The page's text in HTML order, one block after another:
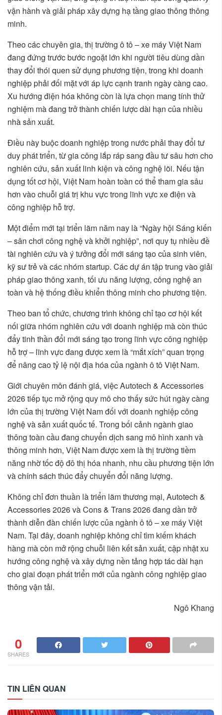
vận hành và giải pháp xây dựng hạ tầng giao thông thông
minh.
Theo các chuyên gia, thị trường ô tô – xe máy Việt Nam
đang đứng trước bước ngoặt lớn khi người tiêu dùng dần
thay đổi thói quen sử dụng phương tiện, trong khi doanh
nghiệp phải đối mặt với áp lực cạnh tranh ngày càng cao.
Xu hướng điện hóa không còn là lựa chọn mang tính thử
nghiệm mà đang trở thành chiến lược dài hạn của nhiều
nhà sản xuất.
Điều này buộc doanh nghiệp trong nước phải thay đổi tư
duy phát triển, từ gia công lắp ráp sang đầu tư sâu hơn cho
nghiên cứu, sản xuất linh kiện và công nghệ lõi. Nếu tận
dụng tốt cơ hội, Việt Nam hoàn toàn có thể tham gia sâu
hơn vào chuỗi giá trị khu vực trong lĩnh vực xe điện và
công nghiệp hỗ trợ.
Một điểm mới tại triển lãm năm nay là “Ngày hội Sáng kiến
– sân chơi công nghệ và khởi nghiệp”, nơi quy tụ nhiều đề
tài nghiên cứu và ý tưởng đổi mới sáng tạo của sinh viên,
kỹ sư trẻ và các nhóm startup. Các dự án tập trung vào giải
pháp giao thông xanh, tối ưu năng lượng, công nghệ an
toàn và hệ thống điều khiển thông minh cho phương tiện.
Theo ban tổ chức, chương trình không chỉ tạo cơ hội kết
nối giữa nhóm nghiên cứu với doanh nghiệp mà còn thúc
đẩy tinh thần đổi mới sáng tạo trong lĩnh vực công nghiệp
hỗ trợ – lĩnh vực đang được xem là “mắt xích” quan trọng
để nâng cao tỷ lệ nội địa hóa của ngành ô tô Việt Nam.
Giới chuyên môn đánh giá, việc Autotech & Accessories
2026 tiếp tục mở rộng quy mô cho thấy sức hút ngày càng
lớn của thị trường Việt Nam đối với doanh nghiệp công
nghệ và sản xuất quốc tế. Trong bối cảnh ngành giao
thông toàn cầu đang chuyển dịch sang mô hình xanh và
thông minh hơn, Việt Nam được xem là thị trường tiềm
năng nhờ tốc độ đô thị hóa nhanh, nhu cầu phương tiện lớn
và chính sách thúc đẩy chuyển đổi năng lượng.
Không chỉ đơn thuần là triển lãm thương mại, Autotech &
Accessories 2026 và Cons & Trans 2026 đang dần trở
thành diễn đàn chiến lược của ngành ô tô – xe máy Việt
Nam. Tại đây, doanh nghiệp không chỉ tìm kiếm khách
hàng mà còn mở rộng chuỗi liên kết sản xuất, cập nhật xu
hướng công nghệ và xây dựng nền tảng hợp tác dài hạn
cho giai đoạn phát triển mới của ngành công nghiệp giao
thông vận tải.
Ngô Khang
0
SHARES
TIN LIÊN QUAN